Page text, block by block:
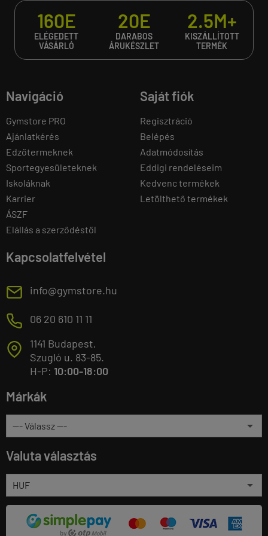
160E
ELÉGEDETT
VÁSÁRLÓ
20E
DARABOS
ÁRUKÉSZLET
2.5M+
KISZÁLLÍTOTT
TERMÉK
Navigáció
Gymstore PRO
Ajánlatkérés
Edzőtermeknek
Sportegyesületeknek
Iskoláknak
Karrier
ÁSZF
Elállás a szerződéstől
Saját fiók
Regisztráció
Belépés
Adatmódosítás
Eddigi rendeléseim
Kedvenc termékek
Letölthető termékek
Kapcsolatfelvétel
E info@gymstore.hu
M 06 20 610 11 11
T
1141 Budapest,
Szugló u. 83-85.
H-P: 10:00-18:00
Márkák
Valuta választás